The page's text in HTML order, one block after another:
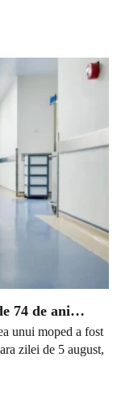
74 de ani…
unui moped a fost
zilei de 5 august,